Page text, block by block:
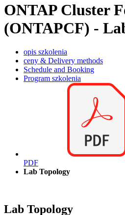
ONTAP Cluster
(ONTAPCF) -
opis szkolenia
ceny & Delivery methods
Schedule and Booking
Program szkolenia
PDF
Lab Topology
Lab Topology